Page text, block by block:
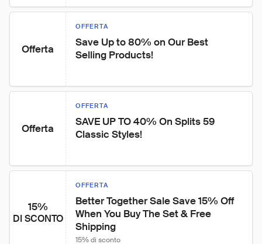
Offerta
OFFERTA
Save Up to 80% on Our Best
Selling Products!
Offerta
OFFERTA
SAVE UP TO 40% On Splits 59
Classic Styles!
15%
DI SCONTO
OFFERTA
Better Together Sale Save 15% Off
When You Buy The Set & Free
Shipping
15% di sconto